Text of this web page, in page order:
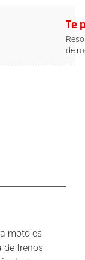
Te
de
moto es
de frenos